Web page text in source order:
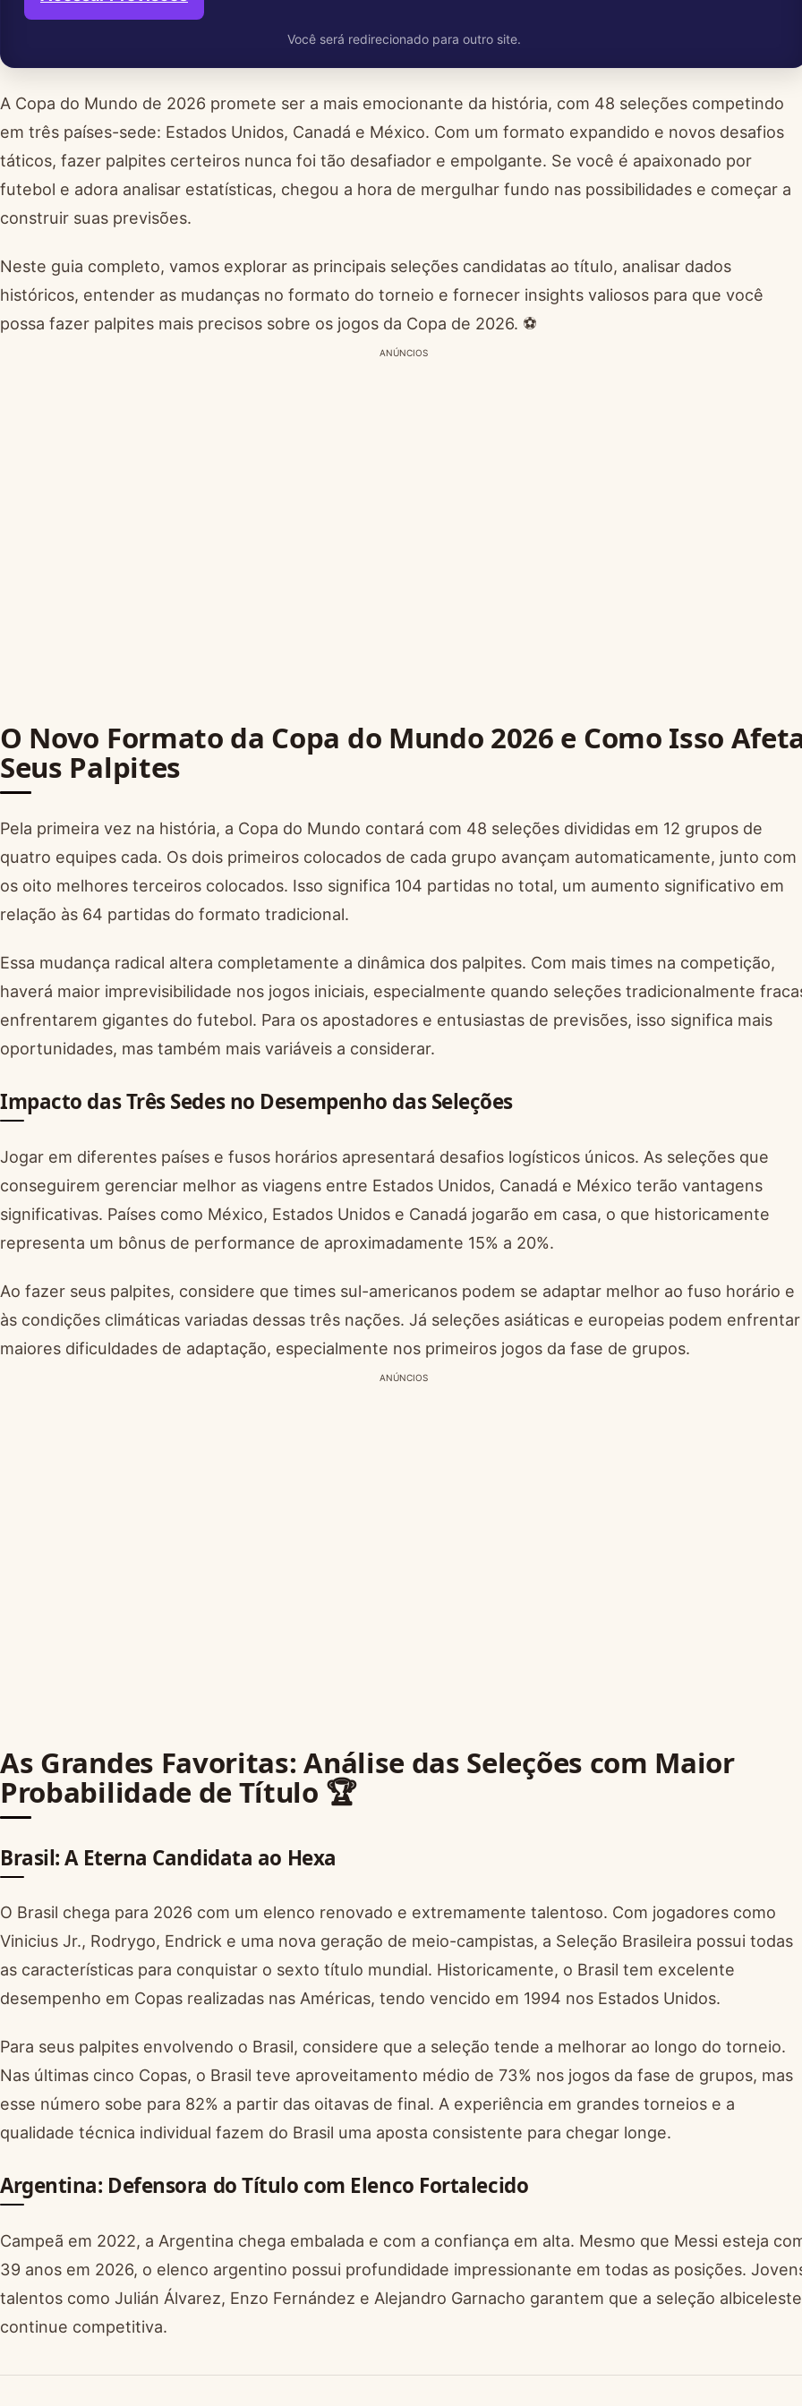
Você será redirecionado para outro site.
A Copa do Mundo de 2026 promete ser a mais emocionante da história, com 48 seleções competindo
em três países-sede: Estados Unidos, Canadá e México. Com um formato expandido e novos desafios
táticos, fazer palpites certeiros nunca foi tão desafiador e empolgante. Se você é apaixonado por
futebol e adora analisar estatísticas, chegou a hora de mergulhar fundo nas possibilidades e começar a
construir suas previsões.
Neste guia completo, vamos explorar as principais seleções candidatas ao título, analisar dados
históricos, entender as mudanças no formato do torneio e fornecer insights valiosos para que você
possa fazer palpites mais precisos sobre os jogos da Copa de 2026. ⚽
ANÚNCIOS
O Novo Formato da Copa do Mundo 2026 e Como Isso
Seus Palpites
Pela primeira vez na história, a Copa do Mundo contará com 48 seleções divididas em 12 grupos de
quatro equipes cada. Os dois primeiros colocados de cada grupo avançam automaticamente, junto com
os oito melhores terceiros colocados. Isso significa 104 partidas no total, um aumento significativo em
relação às 64 partidas do formato tradicional.
Essa mudança radical altera completamente a dinâmica dos palpites. Com mais times na competição,
haverá maior imprevisibilidade nos jogos iniciais, especialmente quando seleções tradicionalmente
enfrentarem gigantes do futebol. Para os apostadores e entusiastas de previsões, isso significa mais
oportunidades, mas também mais variáveis a considerar.
Impacto das Três Sedes no Desempenho das Seleções
Jogar em diferentes países e fusos horários apresentará desafios logísticos únicos. As seleções que
conseguirem gerenciar melhor as viagens entre Estados Unidos, Canadá e México terão vantagens
significativas. Países como México, Estados Unidos e Canadá jogarão em casa, o que historicamente
representa um bônus de performance de aproximadamente 15% a 20%.
Ao fazer seus palpites, considere que times sul-americanos podem se adaptar melhor ao fuso horário e
às condições climáticas variadas dessas três nações. Já seleções asiáticas e europeias podem enfrentar
maiores dificuldades de adaptação, especialmente nos primeiros jogos da fase de grupos.
ANÚNCIOS
As Grandes Favoritas: Análise das Seleções com Maior
Probabilidade de Título 🏆
Brasil: A Eterna Candidata ao Hexa
O Brasil chega para 2026 com um elenco renovado e extremamente talentoso. Com jogadores como
Vinicius Jr., Rodrygo, Endrick e uma nova geração de meio-campistas, a Seleção Brasileira possui todas
as características para conquistar o sexto título mundial. Historicamente, o Brasil tem excelente
desempenho em Copas realizadas nas Américas, tendo vencido em 1994 nos Estados Unidos.
Para seus palpites envolvendo o Brasil, considere que a seleção tende a melhorar ao longo do torneio.
Nas últimas cinco Copas, o Brasil teve aproveitamento médio de 73% nos jogos da fase de grupos, mas
esse número sobe para 82% a partir das oitavas de final. A experiência em grandes torneios e a
qualidade técnica individual fazem do Brasil uma aposta consistente para chegar longe.
Argentina: Defensora do Título com Elenco Fortalecido
Campeã em 2022, a Argentina chega embalada e com a confiança em alta. Mesmo que Messi esteja
39 anos em 2026, o elenco argentino possui profundidade impressionante em todas as posições.
talentos como Julián Álvarez, Enzo Fernández e Alejandro Garnacho garantem que a seleção albiceleste
continue competitiva.